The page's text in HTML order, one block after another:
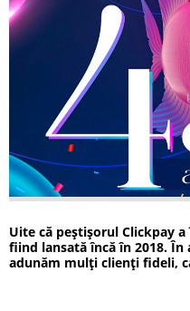
Uite că peștișorul Clickpay
fiind lansată încă în 2018. În
adunăm mulți clienți fideli,